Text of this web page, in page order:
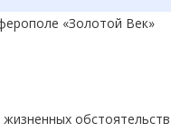
«Золотой Век»